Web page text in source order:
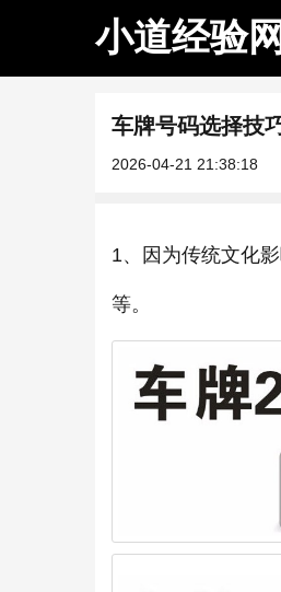
小道经验网
车牌号码选择技
2026-04-21 21:38:18
1、因为传统文化
等。